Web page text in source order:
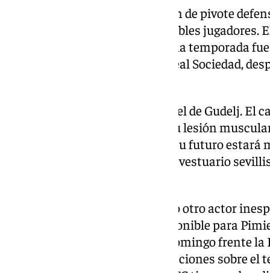
El problema viene en la posición de pivote
tendrá que elegir entre tres posibles jugadores.
posición durante gran parte de la temporada
primeros minutos frente a la Real Sociedad,
Otro de los nombres propios es el de Gudelj. El
entrenamientos tras superar su lesión
central, pero parece que ahora su futuro
jugador es uno de los líderes del vestuario
En el último encuentro se sumó otro actor
francés siempre ha estado disponible para
con bajas masivas. El pasado domingo frente la
titular y dejó muy buenas sensaciones sobre el